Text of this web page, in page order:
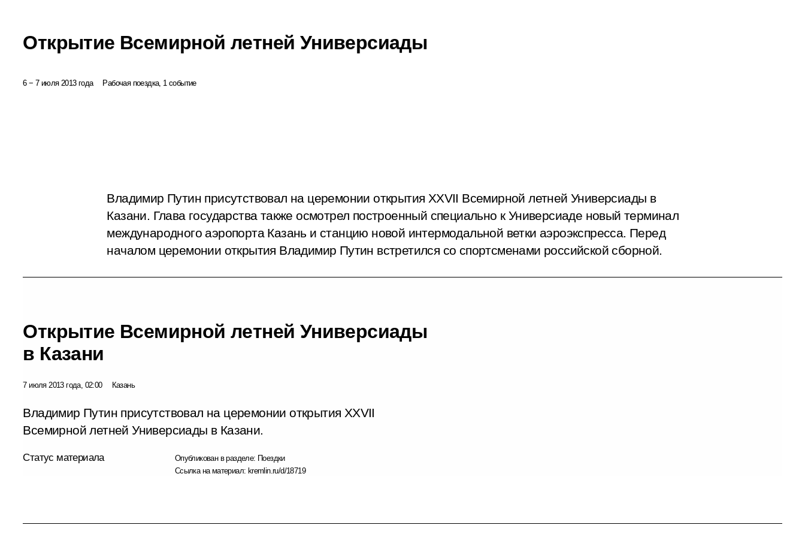
Открытие Всемирной летней Универсиады
6 − 7 июля 2013 года Рабочая поездка, 1 событие
Владимир Путин присутствовал на церемонии открытия XXVII Всемирной летней Универсиады в
Казани. Глава государства также осмотрел построенный специально к Универсиаде новый терминал
международного аэропорта Казань и станцию новой интермодальной ветки аэроэкспресса. Перед
началом церемонии открытия Владимир Путин встретился со спортсменами российской сборной.
Открытие Всемирной летней Универсиады
в Казани
7 июля 2013 года, 02:00 Казань
Владимир Путин присутствовал на церемонии открытия XXVII
Всемирной летней Универсиады в Казани.
Статус материала Опубликован в разделе: Поездки
Ссылка на материал: kremlin.ru/d/18719